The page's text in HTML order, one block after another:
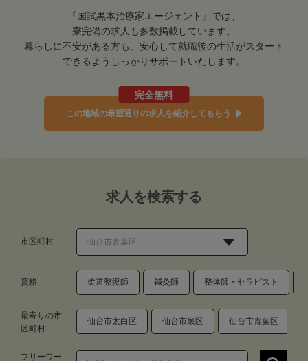
『国試黒本治療家エージェント』では、
寮完備の求人も多数掲載しています。
暮らしに不安がある方も、安心して就職後の生活がスタート
できるようしっかりサポートいたします。
完全無料
この地域の希望通りの求人を紹介してもらう
求人を検索する
市区町村
資格 柔道整復師 鍼灸師 整体師・セラピスト
最寄りの市
区町村
仙台市太白区 仙台市泉区 仙台市青葉区
フリーワー